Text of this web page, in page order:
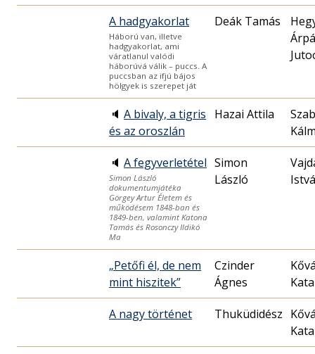
A hadgyakorlat
Háború van, illetve
hadgyakorlat, ami
váratlanul valódi
háborúvá válik – puccs. A
puccsban az ifjú bájos
hölgyek is szerepet ját
Deák Tamás
🔈 A bivaly, a tigris
és az oroszlán
Hazai Attila
🔈 A fegyverletétel
Simon László
dokumentumjátéka
Görgey Artur Életem és
működésem 1848-ban és
1849-ben, valamint Katona
Tamás és Rosonczy Ildikó
Ma
Simon
László
„Petőfi él, de nem
mint hiszitek”
Czinder
Ágnes
A nagy történet Thuküdidész